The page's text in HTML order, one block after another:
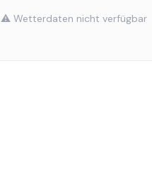
⚠️ Wetterdaten nicht verfügbar